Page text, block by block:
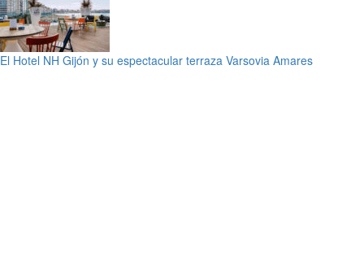
El Hotel NH Gijón y su espectacular terraza Varsovia Amares